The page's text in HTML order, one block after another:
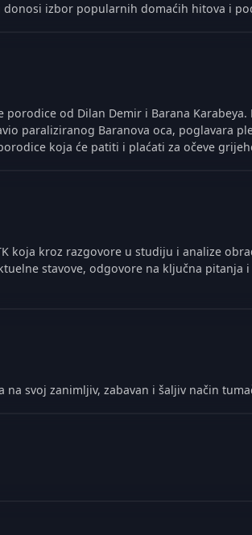
donosi izbor popularnih domaćih hitova i
od Dilan Demir i Barana
paraliziranog Baranova oca, poglavara
koja će patiti i plaćati za očeve
koja kroz razgovore u studiju i analize
stavove, odgovore na ključna
svoj zanimljiv, zabavan i šaljiv način